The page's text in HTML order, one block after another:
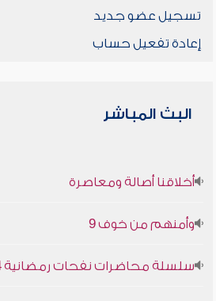
تسجيل عضو جديد
إعادة تفعيل حساب
البث المباشر
أخلاقنا أصالة ومعاصرة
وأمنهم من خوف 9
سلسلة محاضرات نفحات رمضانية 1444هـ